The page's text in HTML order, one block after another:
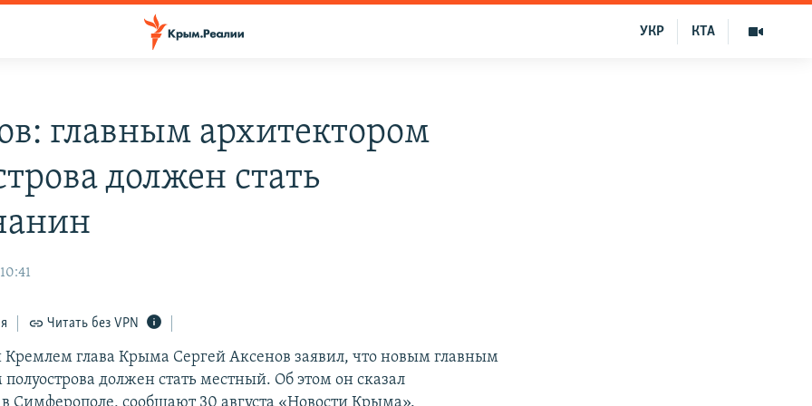
КТА
УКР
главным архитектором
должен стать
Читать без VPN
глава Крыма Сергей Аксенов заявил, что новым главным
должен стать местный. Об этом он сказал